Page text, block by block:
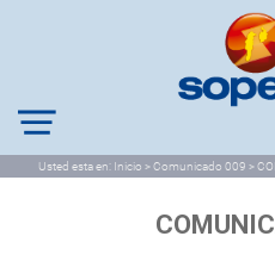
Usted esta en: Inicio > Comunicado 009 >